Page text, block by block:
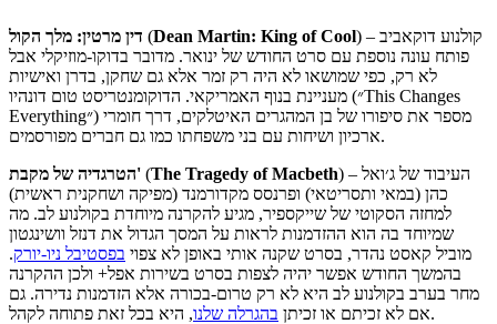
דין מרטין: מלך הקול (Dean Martin: King of Cool) – קולנוע דוקאביב
פותח עונה נוספת עם סרט החודש של ינואר. מדובר בדוקו-מוזיקלי אבל
לא רק, כפי שמושאו לא היה רק זמר אלא גם שחקן, בדרן ואישיות
מעניינת בנוף האמריקאי. הדוקומנטריסט טום דונהיו (״This Changes
Everything״) מספר את סיפורו של בן המהגרים האיטלקים, דרך חומרי
ארכיון ושיחות עם בני משפחתו כמו גם חברים מפורסמים.
הטרגדיה של מקבת' (The Tragedy of Macbeth) – העיבוד של ג׳ואל
כהן (במאי ותסריטאי) ופרנסס מקדורמנד (מפיקה ושחקנית ראשית)
למחזה הסקוטי של שייקספיר, מגיע להקרנה מיוחדת בקולנוע לב. מה
שמיוחד בה הוא ההזדמנות לראות על המסך הגדול את דנזל וושינגטון
מוביל קאסט נהדר, בסרט שקנה אותי באופן לא צפוי בפסטיבל ניו-יורק.
בהמשך החודש אפשר יהיה לצפות בסרט בשירות אפל+ ולכן ההקרנה
מחר בערב בקולנוע לב היא לא רק טרום-בכורה אלא הזדמנות נדירה. גם
אם לא זכיתם או זכיתן בהגרלה שלנו
, היא בכל זאת פתוחה לקהל.